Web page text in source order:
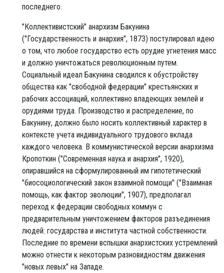
последнего.
"Коллективистский" анархизм Бакунина
("Государственность и анархия", 1873) постулировал идею
о том, что любое государство есть орудие угнетения масс
и должно уничтожаться революционным путем.
Социальный идеал Бакунина сводился к обустройству
общества как "свободной федерации" крестьянских и
рабочих ассоциаций, коллективно владеющих землей и
орудиями труда. Производство и распределение, по
Бакунину, должно было носить коллективный характер в
контексте учета индивидуального трудового вклада
каждого человека. В коммунистической версии анархизма
Кропоткин ("Современная наука и анархия", 1920),
опиравшийся на сформулированный им гипотетический
"биосоциологический закон взаимной помощи" ("Взаимная
помощь, как фактор эволюции", 1907), предполагал
переход к федерации свободных коммун с
предварительным уничтожением факторов разъединения
людей: государства и института частной собственности.
Последние по времени вспышки анархистских устремлений
можно отнести к некоторым разновидностям движения
"новых левых" на Западе.